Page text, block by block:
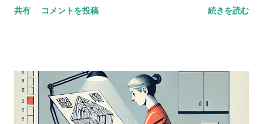
sequencing とある海外の掲示板（？）でのやりとり。 一方が
４点以上の乖離（discrepancy）があった場合は？ 実施した
ばかりのアセスメントを詳しく考えてみると、言葉の受容と表
出が明らかに難しいケースだったけど、視空間スキルと処理速
共有 コメントを投稿 続きを読む